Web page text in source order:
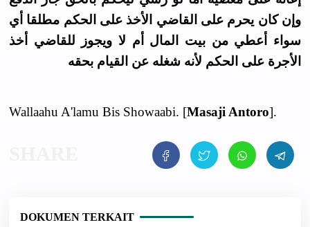
وإن كان يحرم على القاضي الأخذ على الحكم مطلقا أي
سواء أعطي من بيت المال أم لا ويجوز للقاضي أخذ
الأجرة على الحكم لأنه شغله عن القيام بحقه
Wallaahu A'lamu Bis Showaabi. [Masaji Antoro].
DOKUMEN TERKAIT